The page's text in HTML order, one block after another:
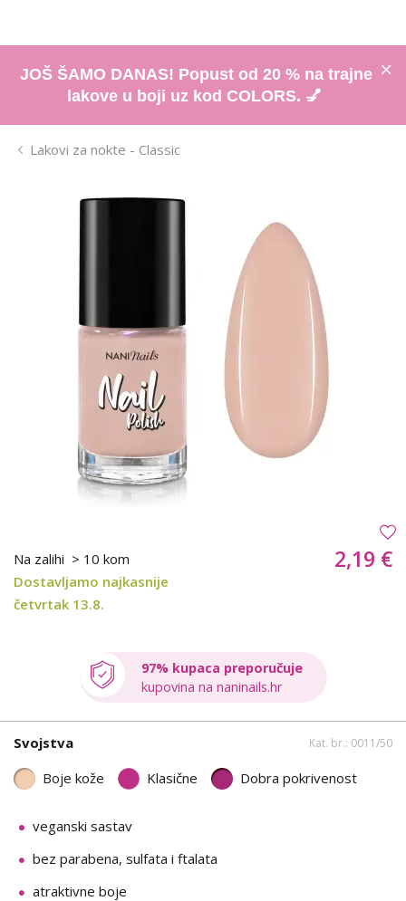
JOŠ ŠAMO DANAS! Popust od 20 % na trajne
lakove u boji uz kod COLORS. 💅
Lakovi za nokte - Classic
Na zalihi > 10 kom
Dostavljamo najkasnije
četvrtak 13.8.
2,19 €
97% kupaca preporučuje
kupovina na naninails.hr
Svojstva Kat. br.: 0011/50
Boje kože Klasične Dobra pokrivenost
veganski sastav
bez parabena, sulfata i ftalata
atraktivne boje